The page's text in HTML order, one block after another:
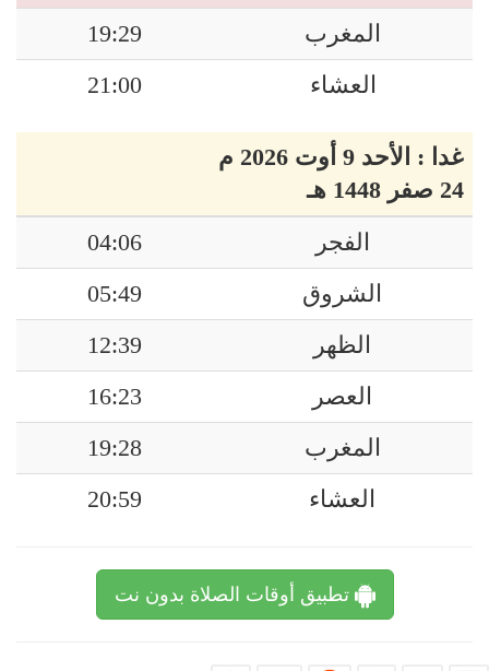
المغرب
19:29
العشاء
21:00
غدا : الأحد 9 أوت 2026 م
24 صفر 1448 هـ
الفجر
04:06
الشروق
05:49
الظهر
12:39
العصر
16:23
المغرب
19:28
العشاء
20:59
تطبيق أوقات الصلاة بدون نت